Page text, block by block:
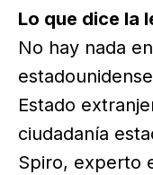
Lo que dice la
No hay nada
Estado
ciudadanía
Spiro, experto